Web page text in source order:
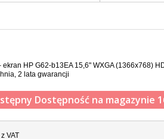
ekran HP G62-b13EA 15,6" WXGA (1366x768)
2 lata gwarancji
Dostępność na magazynie
z VAT